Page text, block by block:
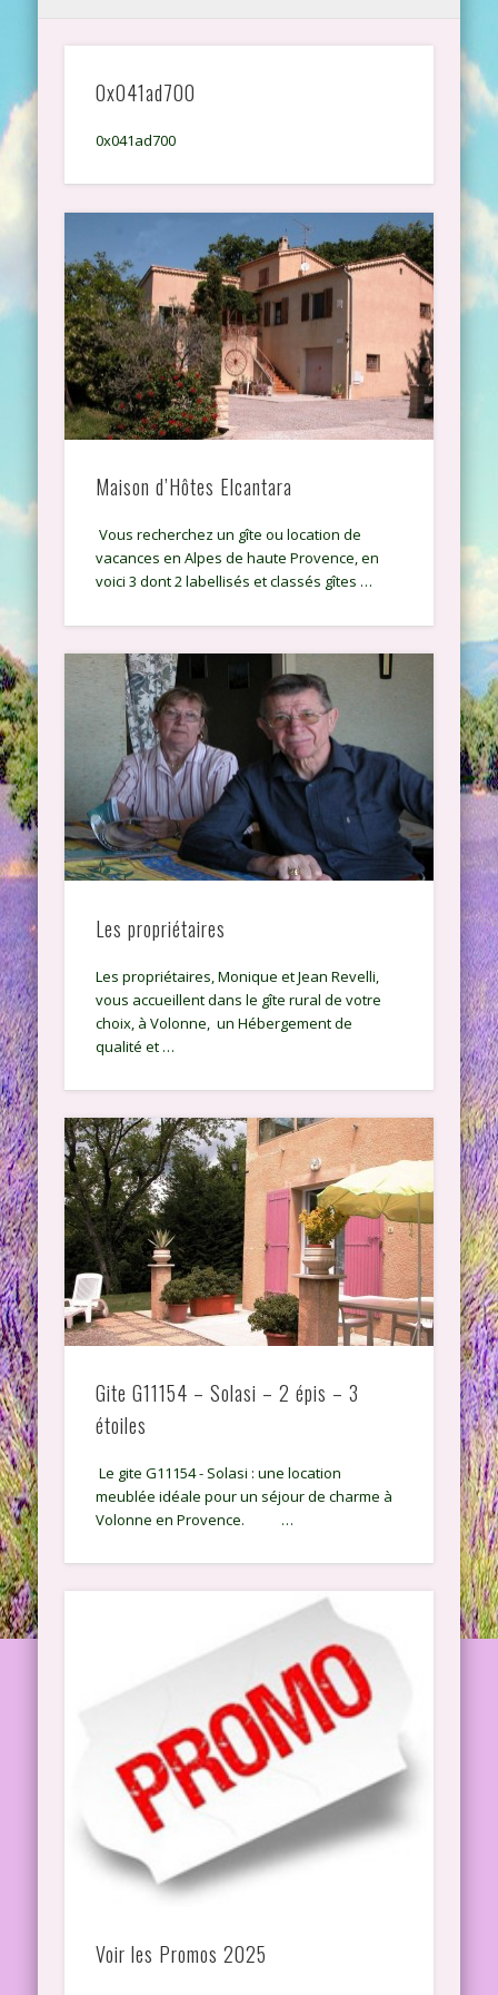
0x041ad700
0x041ad700
Maison d’Hôtes Elcantara
Vous recherchez un gîte ou location de
vacances en Alpes de haute Provence, en
voici 3 dont 2 labellisés et classés gîtes …
Les propriétaires
Les propriétaires, Monique et Jean Revelli,
vous accueillent dans le gîte rural de votre
choix, à Volonne, un Hébergement de
qualité et …
Gite G11154 – Solasi – 2 épis – 3
étoiles
Le gite G11154 - Solasi : une location
meublée idéale pour un séjour de charme à
Volonne en Provence. …
Voir les Promos 2025